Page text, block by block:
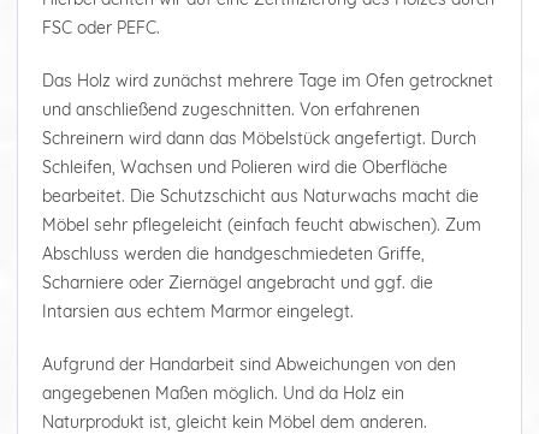
FSC oder PEFC.
Das Holz wird zunächst mehrere Tage im Ofen getrocknet
und anschließend zugeschnitten. Von erfahrenen
Schreinern wird dann das Möbelstück angefertigt. Durch
Schleifen, Wachsen und Polieren wird die Oberfläche
bearbeitet. Die Schutzschicht aus Naturwachs macht die
Möbel sehr pflegeleicht (einfach feucht abwischen). Zum
Abschluss werden die handgeschmiedeten Griffe,
Scharniere oder Ziernägel angebracht und ggf. die
Intarsien aus echtem Marmor eingelegt.
Aufgrund der Handarbeit sind Abweichungen von den
angegebenen Maßen möglich. Und da Holz ein
Naturprodukt ist, gleicht kein Möbel dem anderen.